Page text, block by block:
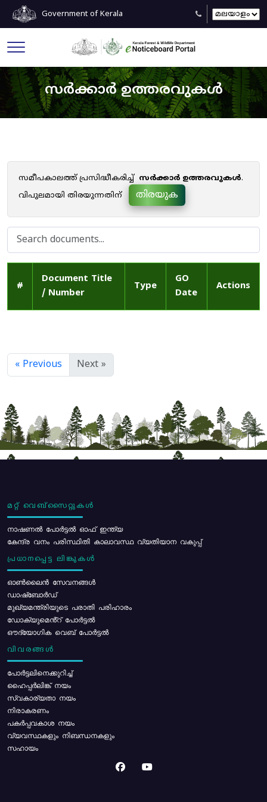
Government of Kerala
സർക്കാർ ഉത്തരവുകൾ
സമീപകാലത്ത് പ്രസിദ്ധീകരിച്ച് സർക്കാർ ഉത്തരവുകൾ.
വിപുലമായി തിരയുന്നതിന്
തിരയുക
#
Document Title
/ Number
Type
GO
Date
Actions
« Previous Next »
മറ്റ് വെബ്സൈറ്റുകൾ
നാഷണൽ പോർട്ടൽ ഓഫ് ഇന്ത്യ
കേന്ദ്ര വനം പരിസ്ഥിതി കാലാവസ്ഥ വ്യതിയാന വകുപ്പ്
പ്രധാനപ്പെട്ട ലിങ്കുകൾ
ഓൺലൈൻ സേവനങ്ങൾ
ഡാഷ്ബോർഡ്
മുഖ്യമന്ത്രിയുടെ പരാതി പരിഹാരം
ഡോക്യുമെൻ്റ് പോർട്ടൽ
ഔദ്യോഗിക വെബ് പോർട്ടൽ
വിവരങ്ങൾ
പോര്‍ട്ടലിനെക്കുറിച്ച്
ഹൈപ്പർലിങ്ക് നയം
സ്വകാര്യതാ നയം
നിരാകരണം
പകർപ്പവകാശ നയം
വ്യവസ്ഥകളും നിബന്ധനകളും
സഹായം